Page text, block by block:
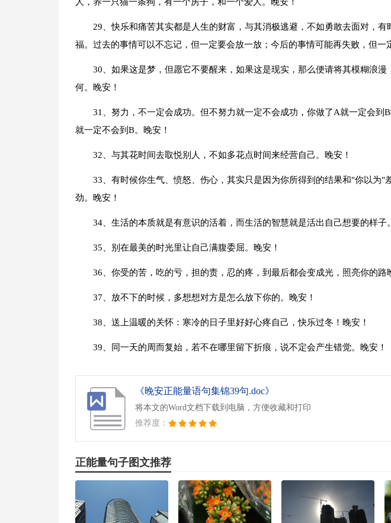
29、快乐和痛苦其实都是人生的财富，与其消极逃避，不如勇敢去面对，有
福。过去的事情可以不忘记，但一定要会放一放；今后的事情可能再失败，但一
30、如果这是梦，但愿它不要醒来，如果这是现实，那么便请将其模糊浪漫
何。晚安！
31、努力，不一定会成功。但不努力就一定不会成功，你做了A就一定会到
就一定不会到B。晚安！
32、与其花时间去取悦别人，不如多花点时间来经营自己。晚安！
33、有时候你生气、愤怒、伤心，其实只是因为你所得到的结果和"你以为"
劲。晚安！
34、生活的本质就是有意识的活着，而生活的智慧就是活出自己想要的样子
35、别在最美的时光里让自己满腹委屈。晚安！
36、你受的苦，吃的亏，担的责，忍的疼，到最后都会变成光，照亮你的路
37、放不下的时候，多想想对方是怎么放下你的。晚安！
38、送上温暖的关怀：寒冷的日子里好好心疼自己，快乐过冬！晚安！
39、同一天的周而复始，若不在哪里留下折痕，说不定会产生错觉。晚安！
《晚安正能量语句集锦39句.doc》
将本文的Word文档下载到电脑，方便收藏和打印
推荐度：
正能量句子图文推荐